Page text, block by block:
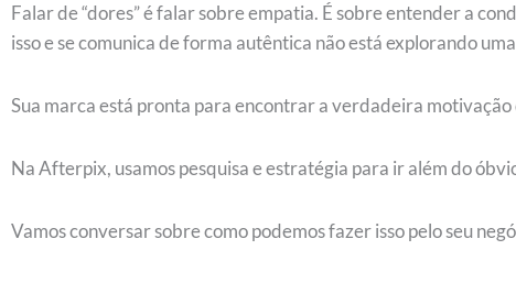
Falar de “dores” é falar sobre empatia. É sobre entender a
isso e se comunica de forma autêntica não está explorando
Sua marca está pronta para encontrar a verdadeira motivação
Na Afterpix, usamos pesquisa e estratégia para ir além do
Vamos conversar sobre como podemos fazer isso pelo seu